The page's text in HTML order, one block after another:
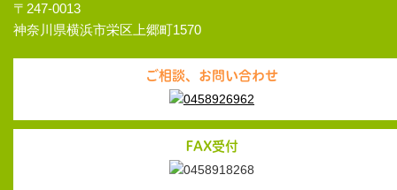
〒247-0013
神奈川県横浜市栄区上郷町1570
ご相談、お問い合わせ
FAX受付